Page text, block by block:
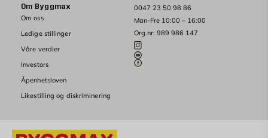
0047 23 50 98 86
Man-Fre 10:00 – 16:00
Org.nr: 989 986 147
Om Byggmax
Om oss
Ledige stillinger
Våre verdier
Investors
Åpenhetsloven
Likestilling og diskriminering